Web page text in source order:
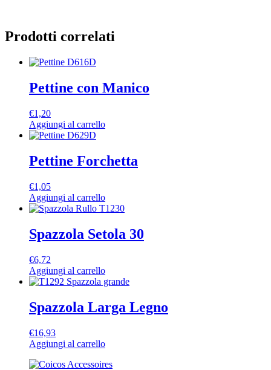
Prodotti correlati
Pettine con Manico
€1,20
Aggiungi al carrello
Pettine Forchetta
€1,05
Aggiungi al carrello
Spazzola Setola 30
€6,72
Aggiungi al carrello
Spazzola Larga Legno
€16,93
Aggiungi al carrello